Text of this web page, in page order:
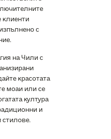
клиенти
с
на Чили с
красотата
моаи или се
култура
и
стилове.